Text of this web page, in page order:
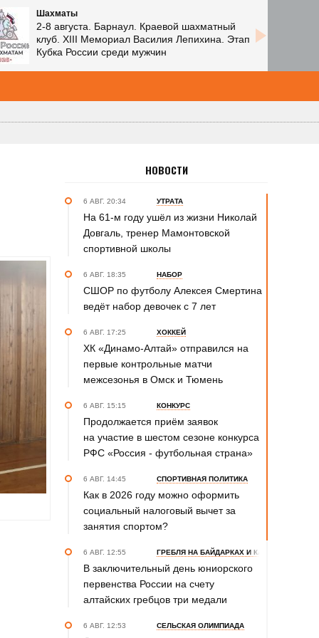
Шахматы
2-8 августа. Барнаул. Краевой шахматный
клуб. XIII Мемориал Василия Лепихина. Этап
Кубка России среди мужчин
НОВОСТИ
6 АВГ. 20:34 УТРАТА
На 61-м году ушёл из жизни Николай
Довгаль, тренер Мамонтовской
спортивной школы
6 АВГ. 18:35 НАБОР
СШОР по футболу Алексея Смертина
ведёт набор девочек с 7 лет
6 АВГ. 17:25 ХОККЕЙ
ХК «Динамо-Алтай» отправился на
первые контрольные матчи
межсезонья в Омск и Тюмень
6 АВГ. 15:15 КОНКУРС
Продолжается приём заявок
на участие в шестом сезоне конкурса
РФС «Россия - футбольная страна»
6 АВГ. 14:45 СПОРТИВНАЯ ПОЛИТИКА
Как в 2026 году можно оформить
социальный налоговый вычет за
занятия спортом?
6 АВГ. 12:55 ГРЕБЛЯ НА БАЙДАРКАХ И КАНОЭ
В заключительный день юниорского
первенства России на счету
алтайских гребцов три медали
6 АВГ. 12:53 СЕЛЬСКАЯ ОЛИМПИАДА